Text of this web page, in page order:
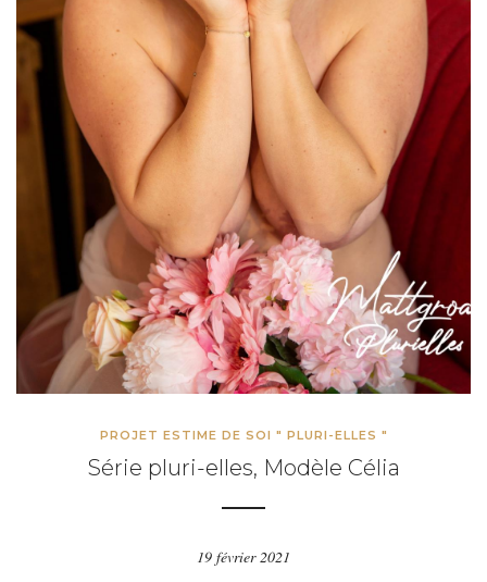
PROJET ESTIME DE SOI " PLURI-ELLES "
Série pluri-elles, Modèle Célia
19 février 2021